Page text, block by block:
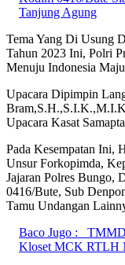
Tanjung Agung
Tema Yang Di Usung
Tahun 2023 Ini, Polri
Menuju Indonesia
Upacara Dipimpin
Upacara Kasat
Pada Kesempatan Ini,
Unsur Forkopimda,
Jajaran Polres Bungo,
0416/Bute, Sub
Tamu Undangan
Baco Jugo :
Kloset MCK RTLH